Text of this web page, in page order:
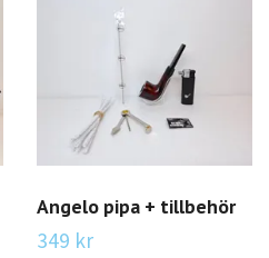
Angelo pipa + tillbehör
349 kr